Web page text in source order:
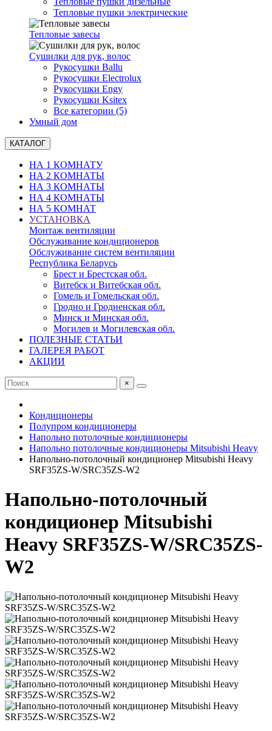
Тепловые пушки электрические
Тепловые завесы
Сушилки для рук, волоc
Рукосушки Ballu
Рукосушки Electrolux
Рукосушки Engy
Рукосушки Ksitex
Все категории (5)
Умный дом
КАТАЛОГ
НА 1 КОМНАТУ
НА 2 КОМНАТЫ
НА 3 КОМНАТЫ
НА 4 КОМНАТЫ
НА 5 КОМНАТ
УСТАНОВКА
Монтаж вентиляции
Обслуживание кондиционеров
Обслуживание систем вентиляции
Республика Беларусь
Брест и Брестская обл.
Витебск и Витебская обл.
Гомель и Гомельская обл.
Гродно и Гродненская обл.
Минск и Минская обл.
Могилев и Могилевская обл.
ПОЛЕЗНЫЕ СТАТЬИ
ГАЛЕРЕЯ РАБОТ
АКЦИИ
×
Кондиционеры
Полупром кондиционеры
Напольно потолочные кондиционеры
Напольно потолочные кондиционеры Mitsubishi Heavy
Напольно-потолочный кондиционер Mitsubishi Heavy
SRF35ZS-W/SRC35ZS-W2
Напольно-потолочный
кондиционер Mitsubishi
Heavy SRF35ZS-W/SRC35ZS-
W2